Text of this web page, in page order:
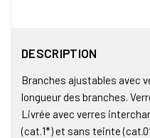
DESCRIPTION
Branches ajustables avec
longueur des branches.
Livrée avec verres
(cat.1*) et sans teinte